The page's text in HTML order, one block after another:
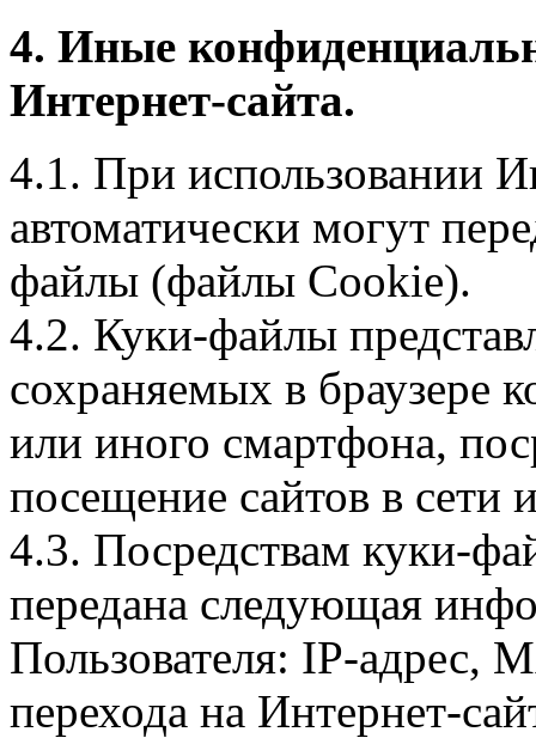
4. Иные
Интернет-сайта.
4.1. При использовании
автоматически могут
файлы (файлы Cookie).
4.2. Куки-файлы
сохраняемых в браузере
или иного смартфона,
посещение сайтов в сети
4.3. Посредствам куки-
передана следующая
Пользователя: IP-адрес,
перехода на Интернет-